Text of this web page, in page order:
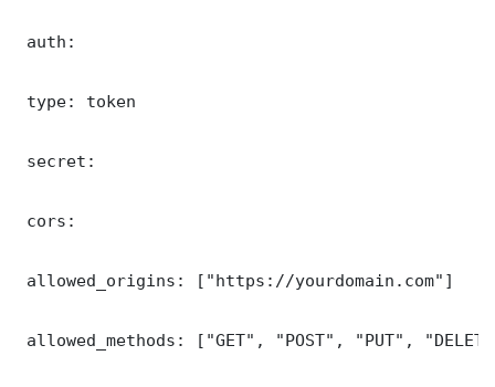
auth:
type: token
secret:
cors:
allowed_origins: ["https://yourdomain.com"]
allowed_methods: ["GET", "POST", "PUT",